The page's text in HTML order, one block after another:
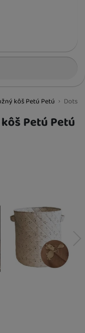
kôš Petú Petú Dots
Petú Petú
nasledujúci